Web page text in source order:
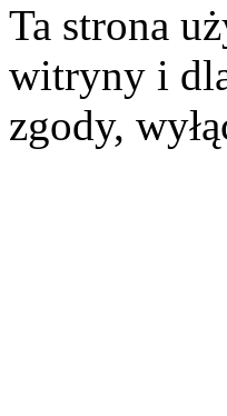
Ta strona
witryny i
zgody,